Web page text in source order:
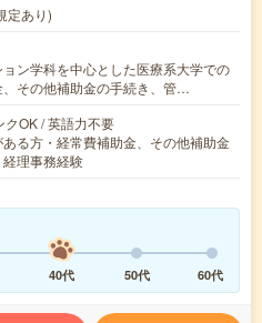
定あり)
ン学科を中心とした医療系大学での
その他補助金の手続き、管…
クOK / 英語力不要
る方・経常費補助金、その他補助金
理事務経験
40代 50代 60代